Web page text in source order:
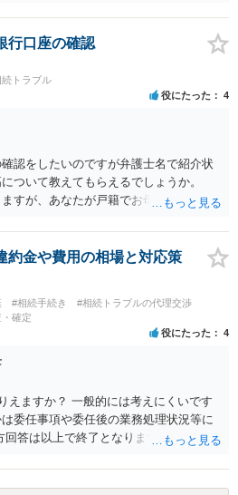
行口座の確認
トラブル
役にたった 4
認をしたいのですが弁護士名で紹介状
について教えてもらえるでしょうか。
すが、あなたが戸籍でお母さんの相続
。 自分ではよくわからないということ
されたら良いと思います。
約金や費用の相場と対応策
#相続手続き
#相続トラブルの代理交渉
確定
役にたった 4
えますか？ 一般的には考えにくいです
委任事項や委任後の業務処理状況等に
回答は以上で終了となりますが、参考に